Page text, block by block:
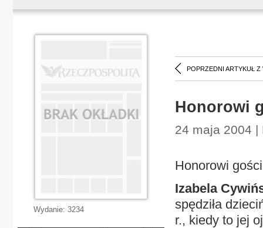
POPRZEDNI ARTYKUŁ Z
Honorowi
24 maja 2004 |
Honorowi
Izabela
spędziła
r., kiedy to jej
Wydanie: 3234